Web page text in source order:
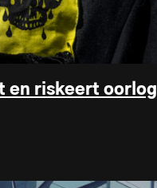
en riskeert oorlog